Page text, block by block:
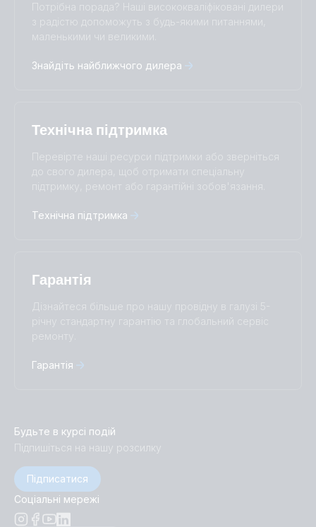
Change language
Čeština
Dansk
Deutsch
Italiano
Magyar
Suomalainen
Svenska
Русский
Українська
中國人
Subscribe
Потрібна порада? Наші висококваліфіковані дилери
з радістю допоможуть з будь-якими питаннями,
маленькими чи великими.
Знайдіть найближчого дилера
Технічна підтримка
Перевірте наші ресурси підтримки або зверніться
до свого дилера, щоб отримати спеціальну
підтримку, ремонт або гарантійні зобов'язання.
Технічна підтримка
Гарантія
Дізнайтеся більше про нашу провідну в галузі 5-
річну стандартну гарантію та глобальний сервіс
ремонту.
Гарантія
Будьте в курсі подій
Підпишіться на нашу розсилку
Підписатися
Соціальні мережі